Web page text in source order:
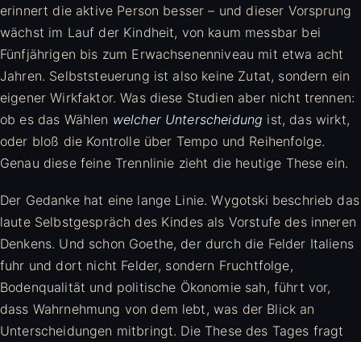
erinnert die aktive Person besser – und dieser Vorsprung
wächst im Lauf der Kindheit, von kaum messbar bei
Fünfjährigen bis zum Erwachsenenniveau mit etwa acht
Jahren. Selbststeuerung ist also keine Zutat, sondern ein
eigener Wirkfaktor. Was diese Studien aber nicht trennen:
ob es das Wählen welcher Unterscheidung ist, das wirkt,
oder bloß die Kontrolle über Tempo und Reihenfolge.
Genau diese feine Trennlinie zieht die heutige These ein.
Der Gedanke hat eine lange Linie. Wygotski beschrieb das
laute Selbstgespräch des Kindes als Vorstufe des inneren
Denkens. Und schon Goethe, der durch die Felder Italiens
fuhr und dort nicht Felder, sondern Fruchtfolge,
Bodenqualität und politische Ökonomie sah, führt vor,
dass Wahrnehmung von dem lebt, was der Blick an
Unterscheidungen mitbringt. Die These des Tages fragt